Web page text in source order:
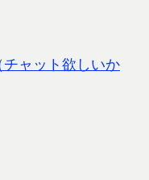
ャット欲しいか